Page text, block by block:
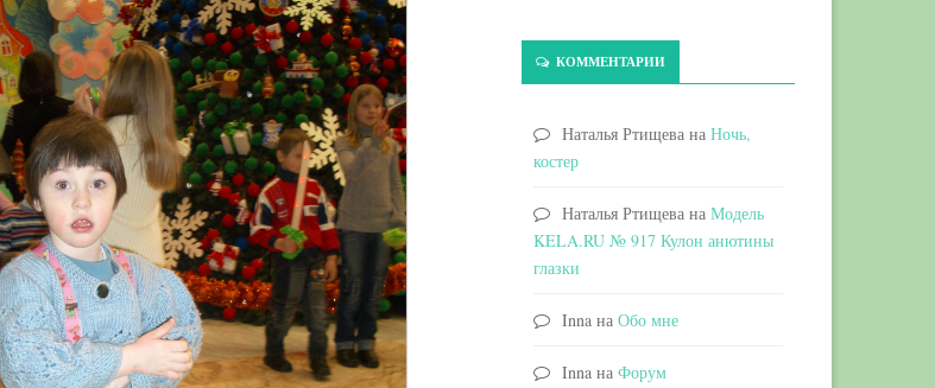
КОММЕНТАРИИ
Наталья Ртищевана Ночь,
костер
Наталья Ртищевана Модель
KELA.RU № 917 Кулон анютины
глазки
Innaна Обо мне
Innaна Форум